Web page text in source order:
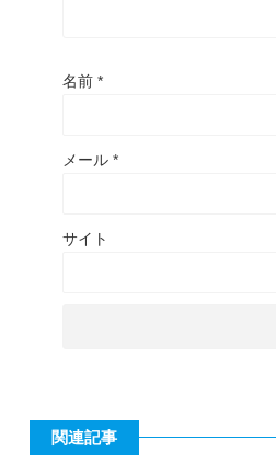
名前 *
メール *
サイト
関連記事